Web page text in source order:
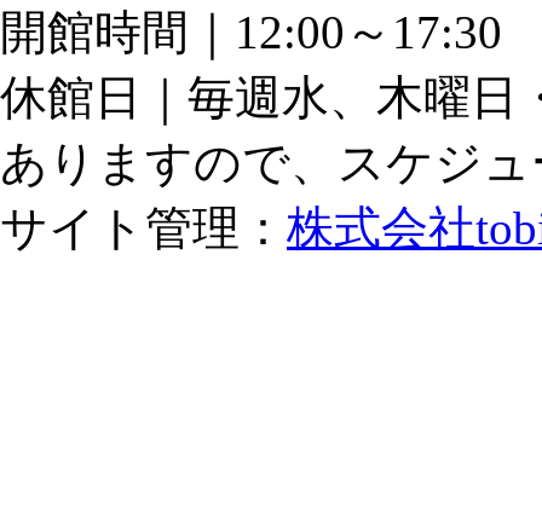
開館時間｜12:00～
休館日｜毎週水、木曜日
ありますので、スケジ
サイト管理： 株式会社